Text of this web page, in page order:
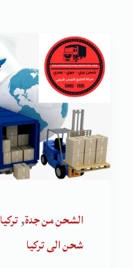
الشحن من جدة,تركيا
شحن الى تركيا